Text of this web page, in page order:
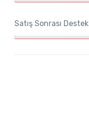
Satış Sonrası Destek